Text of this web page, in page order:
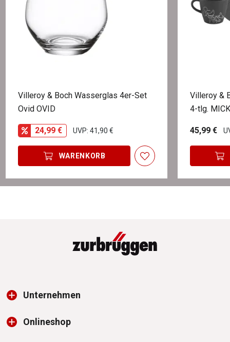
Villeroy & Boch Wasserglas 4er-Set
Ovid OVID
24,99 € UVP: 41,90 €
WARENKORB
Villeroy &
4-tlg.
45,99 €
Unternehmen
Onlineshop